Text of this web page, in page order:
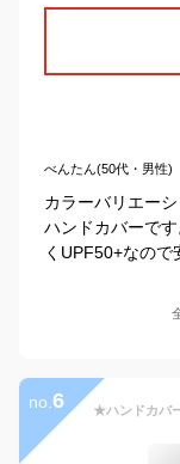
べんたん(50代・男性)
カラーバリエー
ハンドカバーで
くUPF50+なので
no. 6